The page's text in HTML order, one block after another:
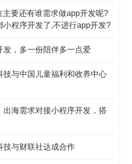
主要还有谁需求做app开发呢?
小程序开发了,不进行app开发?
发，多一份陪伴多一点爱
技与中国儿童福利和收养中心
出海需求对接小程序开发，搭
技与财联社达成合作